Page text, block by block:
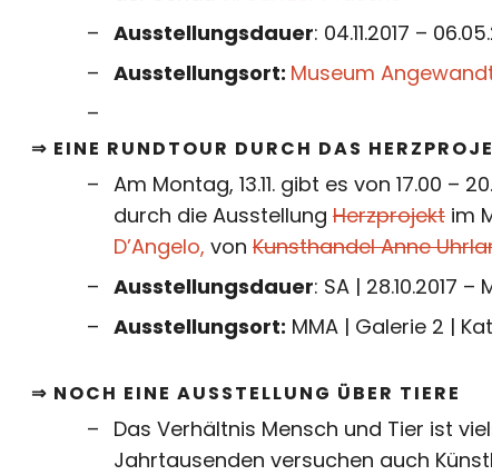
Ausstellungsdauer: 04.11.2017 –
Ausstellungsort: Museum
⇒ EINE RUNDTOUR DURCH DAS
Am Montag, 13.11. gibt es von 17.00 –
durch die Ausstellung Herzprojekt im
D’Angelo, von Kunsthandel Anne
Ausstellungsdauer: SA | 28.10.2017 –
Ausstellungsort: MMA | Galerie 2 |
⇒ NOCH EINE AUSSTELLUNG ÜBER TIERE
Das Verhältnis Mensch und Tier ist
Jahrtausenden versuchen auch